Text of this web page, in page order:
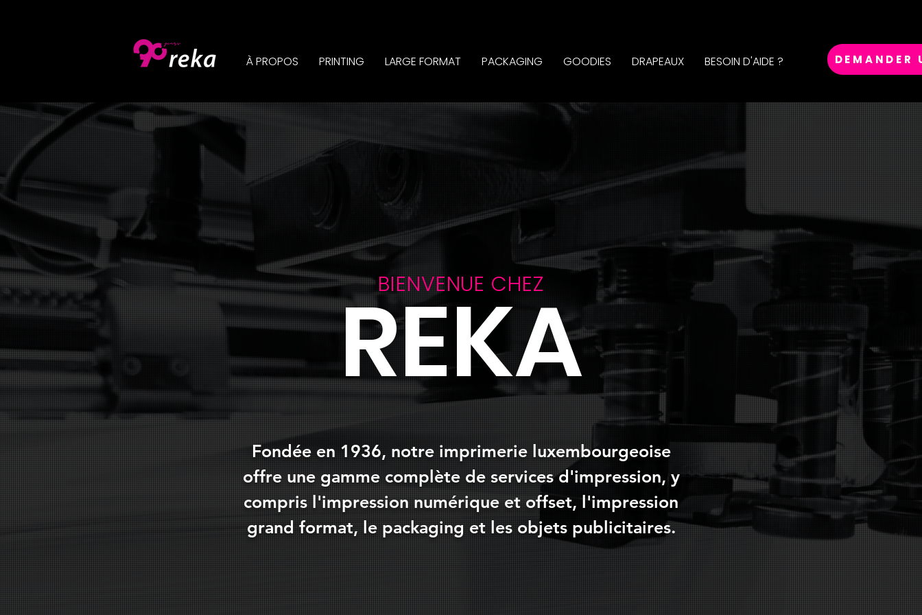
À PROPOS PRINTING LARGE FORMAT PACKAGING GOODIES DRAPEAUX BESOIN D'AIDE ? DEMANDER
REKA
BIENVENUE CHEZ
Fondée en 1936, notre imprimerie luxembourgeoise
offre une gamme complète de services d'impression, y
compris l'impression numérique et offset, l'impression
grand format, le packaging et les objets publicitaires.